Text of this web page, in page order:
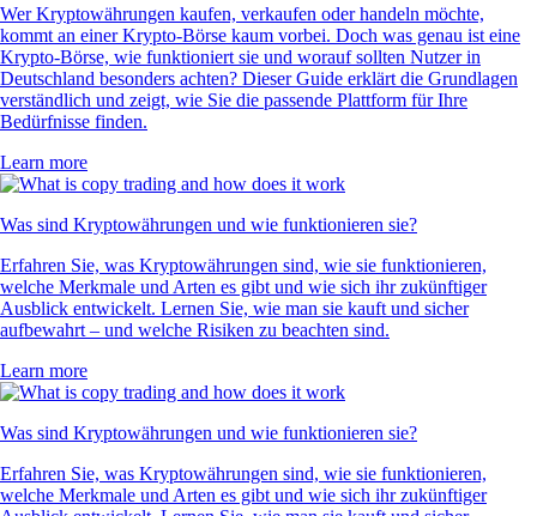
Wer Kryptowährungen kaufen, verkaufen oder handeln möchte,
kommt an einer Krypto-Börse kaum vorbei. Doch was genau ist eine
Krypto-Börse, wie funktioniert sie und worauf sollten Nutzer in
Deutschland besonders achten? Dieser Guide erklärt die Grundlagen
verständlich und zeigt, wie Sie die passende Plattform für Ihre
Bedürfnisse finden.
Learn more
Was sind Kryptowährungen und wie funktionieren sie?
Erfahren Sie, was Kryptowährungen sind, wie sie funktionieren,
welche Merkmale und Arten es gibt und wie sich ihr zukünftiger
Ausblick entwickelt. Lernen Sie, wie man sie kauft und sicher
aufbewahrt – und welche Risiken zu beachten sind.
Learn more
Was sind Kryptowährungen und wie funktionieren sie?
Erfahren Sie, was Kryptowährungen sind, wie sie funktionieren,
welche Merkmale und Arten es gibt und wie sich ihr zukünftiger